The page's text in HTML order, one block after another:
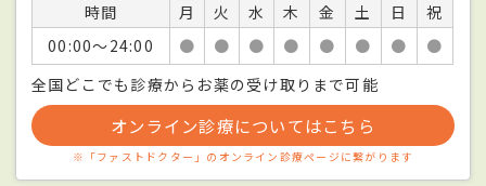
時間 月 火 水 木 金 土 日
祝
00:00〜24:00
● ● ● ● ● ● ●
●
全国どこでも診療からお薬の受け取りまで可能
オンライン診療についてはこちら
※「ファストドクター」のオンライン診療ページに繋がります